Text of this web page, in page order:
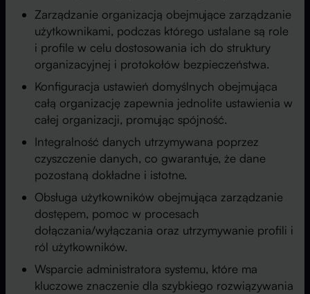
Zarządzanie organizacją obejmujące zarządzanie
użytkownikami, podczas którego ustalane są role
i profile w celu dostosowania ich do struktury
organizacyjnej i protokołów bezpieczeństwa.
Konfiguracja ustawień domyślnych obejmująca
całą organizację zapewnia jednolite ustawienia w
całej organizacji, promując spójność.
Integralność danych utrzymywana poprzez
czyszczenie danych, co gwarantuje, że dane
pozostaną dokładne i istotne.
Obsługa użytkowników obejmująca zarządzanie
dostępem, pomoc w procesach
dołączania/wyłączania oraz utrzymywanie profili i
ról użytkowników.
Wsparcie administratora systemu, które ma
kluczowe znaczenie dla szybkiego rozwiązywania